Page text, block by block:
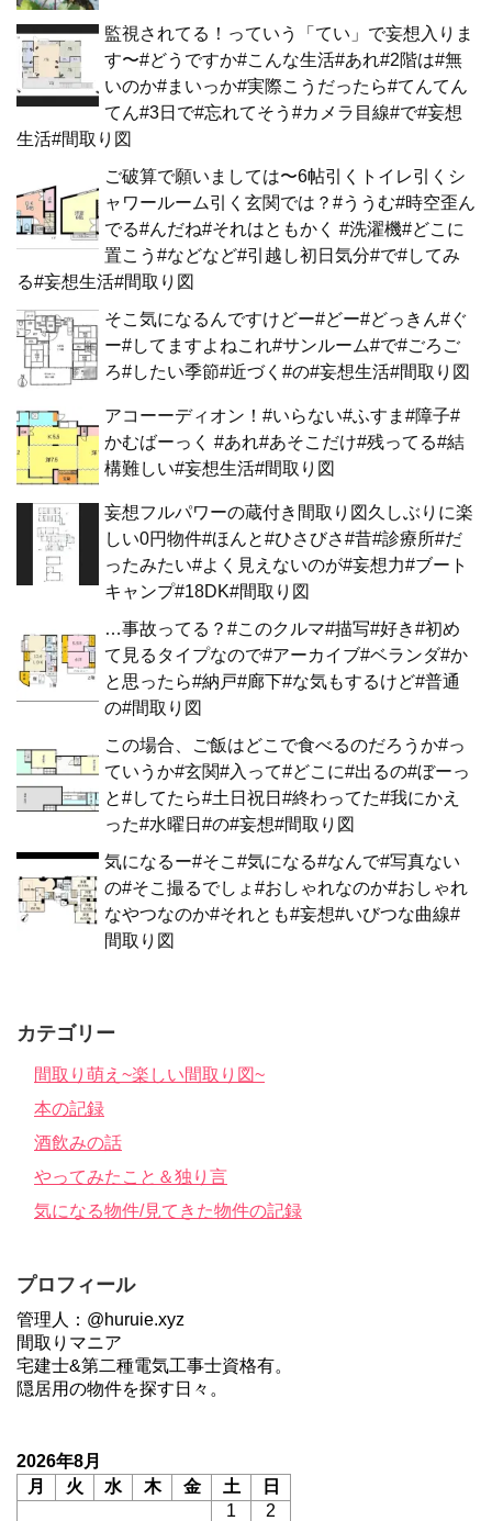
監視されてる！っていう「てい」で妄想入りま
す〜#どうですか#こんな生活#あれ#2階は#無
いのか#まいっか#実際こうだったら#てんてん
てん#3日で#忘れてそう#カメラ目線#で#妄想
生活#間取り図
ご破算で願いましては〜6帖引くトイレ引くシ
ャワールーム引く玄関では？#ううむ#時空歪ん
でる#んだね#それはともかく #洗濯機#どこに
置こう#などなど#引越し初日気分#で#してみ
る#妄想生活#間取り図
そこ気になるんですけどー#どー#どっきん#ぐ
ー#してますよねこれ#サンルーム#で#ごろご
ろ#したい季節#近づく#の#妄想生活#間取り図
アコーーディオン！#いらない#ふすま#障子#
かむばーっく #あれ#あそこだけ#残ってる#結
構難しい#妄想生活#間取り図
妄想フルパワーの蔵付き間取り図久しぶりに楽
しい0円物件#ほんと#ひさびさ#昔#診療所#だ
ったみたい#よく見えないのが#妄想力#ブート
キャンプ#18DK#間取り図
…事故ってる？#このクルマ#描写#好き#初め
て見るタイプなので#アーカイブ#ベランダ#か
と思ったら#納戸#廊下#な気もするけど#普通
の#間取り図
この場合、ご飯はどこで食べるのだろうか#っ
ていうか#玄関#入って#どこに#出るの#ぼーっ
と#してたら#土日祝日#終わってた#我にかえ
った#水曜日#の#妄想#間取り図
気になるー#そこ#気になる#なんで#写真ない
の#そこ撮るでしょ#おしゃれなのか#おしゃれ
なやつなのか#それとも#妄想#いびつな曲線#
間取り図
カテゴリー
間取り萌え~楽しい間取り図~
本の記録
酒飲みの話
やってみたこと＆独り言
気になる物件/見てきた物件の記録
プロフィール
管理人：@huruie.xyz
間取りマニア
宅建士&第二種電気工事士資格有。
隠居用の物件を探す日々。
2026年8月
月
火 水 木 金 土
日
1
2